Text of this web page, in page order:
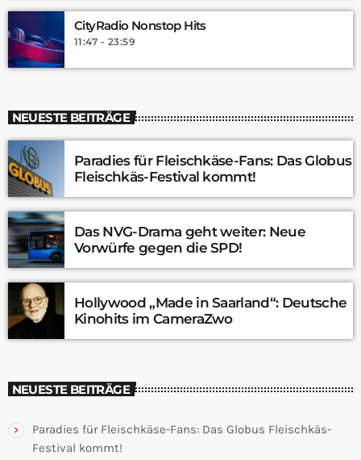
CityRadio Nonstop Hits
11:47 - 23:59
NEUESTE BEITRÄGE
Paradies für Fleischkäse-Fans: Das Globus
Fleischkäs-Festival kommt!
Das NVG-Drama geht weiter: Neue
Vorwürfe gegen die SPD!
Hollywood „Made in Saarland“: Deutsche
Kinohits im CameraZwo
NEUESTE BEITRÄGE
Paradies für Fleischkäse-Fans: Das Globus Fleischkäs-
Festival kommt!